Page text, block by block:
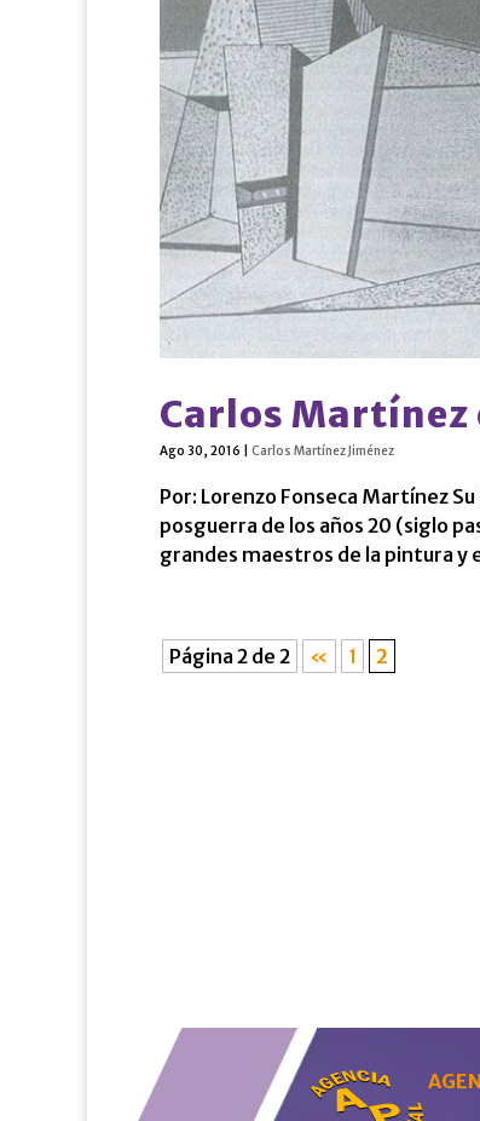
Carlos
Ago 30, 2016 Carlos Martínez Jiménez
Por: Lorenzo Fonseca Martínez
posguerra de los años 20 (siglo
grandes maestros de la pintura y
Página 2 de 2 « 1 2